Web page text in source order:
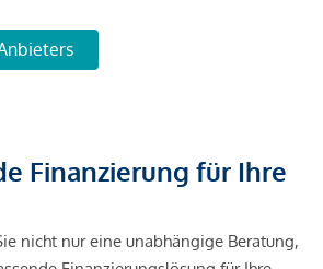
Finanzierung für Ihre
nicht nur eine unabhängige Beratung,